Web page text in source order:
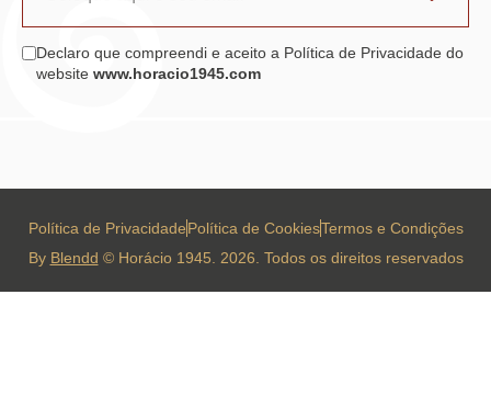
Declaro que compreendi e aceito a Política de Privacidade do
website www.horacio1945.com
Política de PrivacidadePolítica de CookiesTermos e Condições
By Blendd © Horácio 1945. 2026. Todos os direitos reservados